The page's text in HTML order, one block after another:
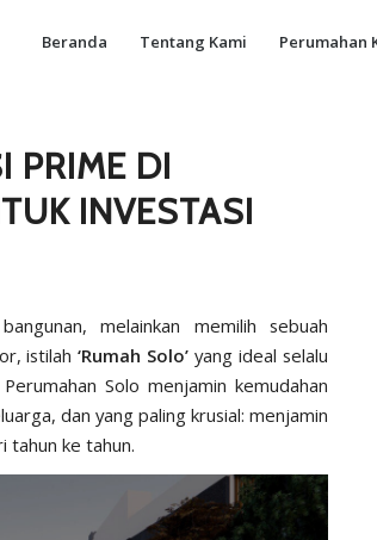
Beranda Tentang Kami Perumahan
PRIME DI
INVESTASI
melainkan memilih sebuah
istilah‘Rumah Solo’ yang ideal selalu
Solo menjamin kemudahan
dan yang paling krusial: menjamin
tahun ke tahun.